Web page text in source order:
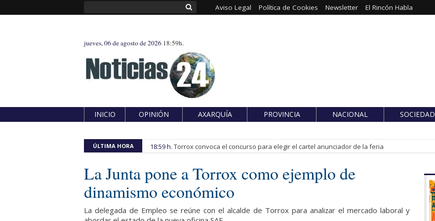
Aviso Legal Política de Cookies Newsletter El Rincón Habla
jueves, 06 de agosto de 2026 18:59h.
INICIO OPINIÓN AXARQUÍA PROVINCIA NACIONAL SOCIEDAD
ÚLTIMA HORA 18:59 h. Torrox convoca el concurso para elegir el cartel anunciador de la feria
La Junta pone a Torrox como ejemplo de
dinamismo económico
La delegada de Empleo se reúne con el alcalde de Torrox para analizar el mercado laboral y